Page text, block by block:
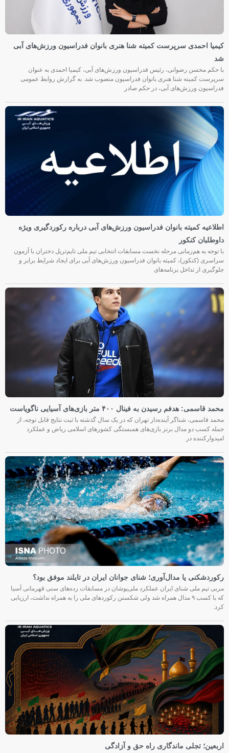
کیمیا احمدی سرپرست کمیته شنا هنری بانوان فدراسیون ورزش‌های آبی
شد
با حکم محسن رضوانی، رئیس فدراسیون ورزش‌های آبی، کیمیا احمدی به عنوان
سرپرست کمیته شنا هنری بانوان فدراسیون منصوب شد. به گزارش روابط عمومی
فدراسیون ورزش‌های آبی، در حکم صادر
اطلاعیه کمیته بانوان فدراسیون ورزش‌های آبی درباره رکوردگیری ویژه
داوطلبان کنکور
با توجه به هم‌زمانی مرحله نخست مسابقات انتخابی تیم ملی تایم‌تریل دختران با آزمون
سراسری (کنکور)، کمیته بانوان فدراسیون ورزش‌های آبی برای ایجاد شرایط برابر و
جلوگیری از تداخل برنامه‌های
محمد قاسمی: هدفم رسیدن به فینال ۴۰۰ متر بازی‌های آسیایی ناگویاست
محمد قاسمی، شناگر آینده‌دار تهران که در یک سال گذشته با ثبت نتایج قابل توجه، از
جمله کسب دو مدال برنز بازی‌های همبستگی کشورهای اسلامی ریاض و عملکرد
امیدوارکننده در
رکوردشکنی یا مدال‌آوری؛ شنای جوانان ایران در تایلند موفق بود؟
مربی تیم ملی شنای ایران عملکرد ملی‌پوشان در مسابقات رده‌های سنی قهرمانی آسیا
که با کسب ۹ مدال همراه شد ولی شکستن رکوردهای ملی را به همراه نداشت، ارزیابی
کرد.
اربعین؛ تجلی ماندگاری راه حق و آزادگی